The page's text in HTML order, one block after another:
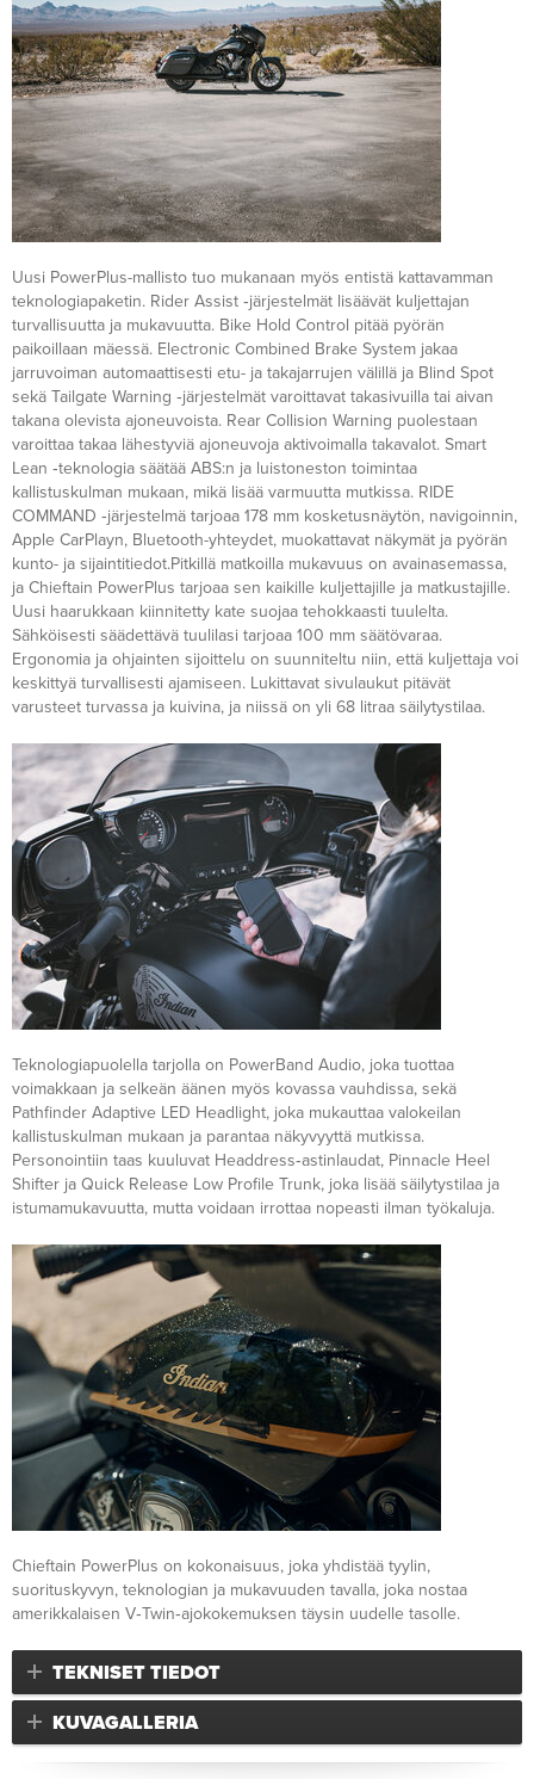
Uusi PowerPlus-mallisto tuo mukanaan myös entistä kattavamman
teknologiapaketin. Rider Assist ‑järjestelmät lisäävät kuljettajan
turvallisuutta ja mukavuutta. Bike Hold Control pitää pyörän
paikoillaan mäessä. Electronic Combined Brake System jakaa
jarruvoiman automaattisesti etu- ja takajarrujen välillä ja Blind Spot
sekä Tailgate Warning ‑järjestelmät varoittavat takasivuilla tai aivan
takana olevista ajoneuvoista. Rear Collision Warning puolestaan
varoittaa takaa lähestyviä ajoneuvoja aktivoimalla takavalot. Smart
Lean ‑teknologia säätää ABS:n ja luistoneston toimintaa
kallistuskulman mukaan, mikä lisää varmuutta mutkissa. RIDE
COMMAND ‑järjestelmä tarjoaa 178 mm kosketusnäytön, navigoinnin,
Apple CarPlayn, Bluetooth-yhteydet, muokattavat näkymät ja pyörän
kunto- ja sijaintitiedot.Pitkillä matkoilla mukavuus on avainasemassa,
ja Chieftain PowerPlus tarjoaa sen kaikille kuljettajille ja matkustajille.
Uusi haarukkaan kiinnitetty kate suojaa tehokkaasti tuulelta.
Sähköisesti säädettävä tuulilasi tarjoaa 100 mm säätövaraa.
Ergonomia ja ohjainten sijoittelu on suunniteltu niin, että kuljettaja voi
keskittyä turvallisesti ajamiseen. Lukittavat sivulaukut pitävät
varusteet turvassa ja kuivina, ja niissä on yli 68 litraa säilytystilaa.
Teknologiapuolella tarjolla on PowerBand Audio, joka tuottaa
voimakkaan ja selkeän äänen myös kovassa vauhdissa, sekä
Pathfinder Adaptive LED Headlight, joka mukauttaa valokeilan
kallistuskulman mukaan ja parantaa näkyvyyttä mutkissa.
Personointiin taas kuuluvat Headdress‑astinlaudat, Pinnacle Heel
Shifter ja Quick Release Low Profile Trunk, joka lisää säilytystilaa ja
istumamukavuutta, mutta voidaan irrottaa nopeasti ilman työkaluja.
Chieftain PowerPlus on kokonaisuus, joka yhdistää tyylin,
suorituskyvyn, teknologian ja mukavuuden tavalla, joka nostaa
amerikkalaisen V‑Twin‑ajokokemuksen täysin uudelle tasolle.
TEKNISET TIEDOT
KUVAGALLERIA